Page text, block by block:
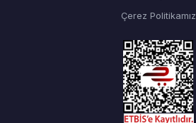
Çerez Politikamız